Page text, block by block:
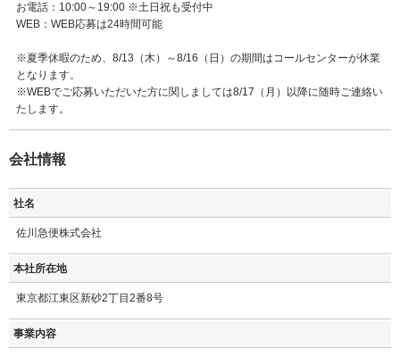
お電話：10:00～19:00 ※土日祝も受付中
WEB：WEB応募は24時間可能
※夏季休暇のため、8/13（木）～8/16（日）の期間はコールセンターが休業
となります。
※WEBでご応募いただいた方に関しましては8/17（月）以降に随時ご連絡い
たします。
会社情報
社名
佐川急便株式会社
本社所在地
東京都江東区新砂2丁目2番8号
事業内容